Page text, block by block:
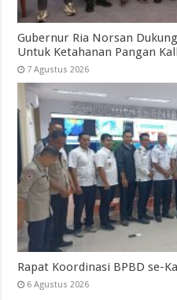
Gubernur Ria Norsan
Untuk Ketahanan Pangan
7 Agustus 2026
Rapat Koordinasi BPBD se-
6 Agustus 2026